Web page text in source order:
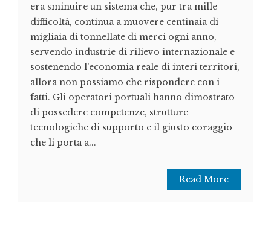
era sminuire un sistema che, pur tra mille
difficoltà, continua a muovere centinaia di
migliaia di tonnellate di merci ogni anno,
servendo industrie di rilievo internazionale e
sostenendo l’economia reale di interi territori,
allora non possiamo che rispondere con i
fatti. Gli operatori portuali hanno dimostrato
di possedere competenze, strutture
tecnologiche di supporto e il giusto coraggio
che li porta a...
Read More